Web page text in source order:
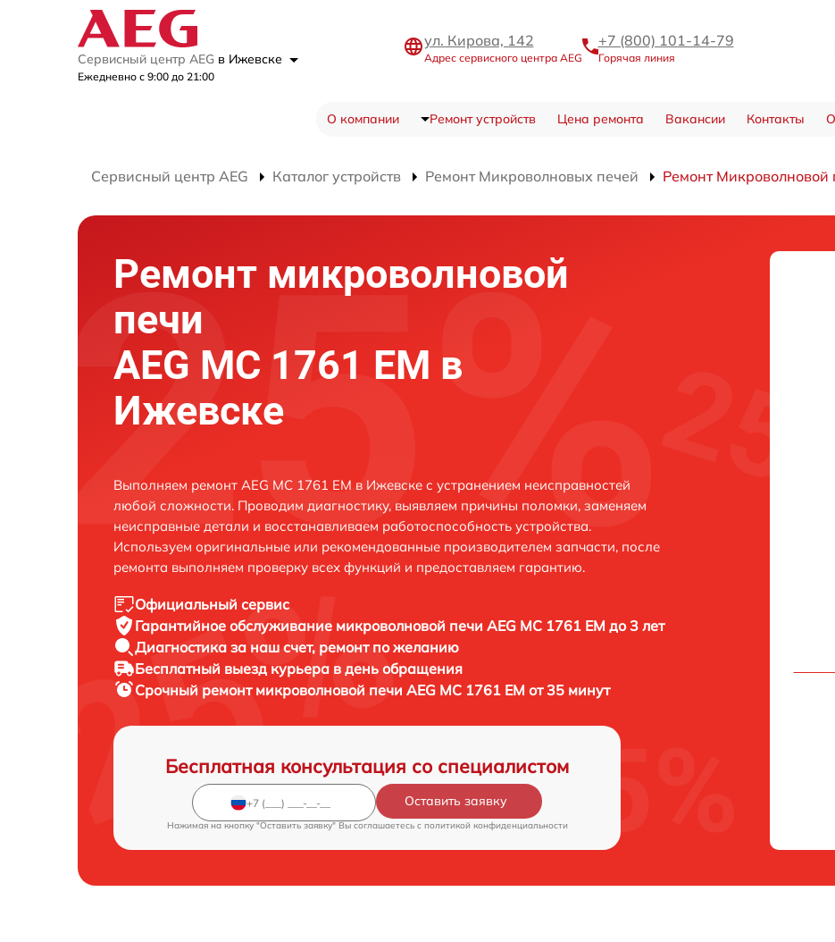
Сервисный центр AEG в Ижевске
Ежедневно с 9:00 до 21:00
ул. Кирова, 142
Адрес сервисного центра AEG
+7 (800) 101-14-79
Горячая линия
О компании Ремонт устройств Цена ремонта Вакансии Контакты
Сервисный центр AEG Каталог устройств Ремонт Микроволновых печей Ремонт Микроволновой
Ремонт микроволновой
печи
AEG MC 1761 EM в
Ижевске
Выполняем ремонт AEG MC 1761 EM в Ижевске с устранением неисправностей
любой сложности. Проводим диагностику, выявляем причины поломки, заменяем
неисправные детали и восстанавливаем работоспособность устройства.
Используем оригинальные или рекомендованные производителем запчасти, после
ремонта выполняем проверку всех функций и предоставляем гарантию.
Официальный сервис
Гарантийное обслуживание микроволновой печи AEG MC 1761 EM до 3 лет
Диагностика за наш счет, ремонт по желанию
Бесплатный выезд курьера в день обращения
Срочный ремонт микроволновой печи AEG MC 1761 EM от 35 минут
Бесплатная консультация со специалистом
Оставить заявку
Нажимая на кнопку "Оставить заявку" Вы соглашаетесь c политикой конфиденциальности